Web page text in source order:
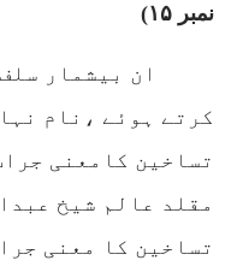
نمبر ۱۵)
ان بیشمار
کرتے ہوئے ،نام
تساخین کامعنی
مقلد عالم شیخ
تساخین کا معنی